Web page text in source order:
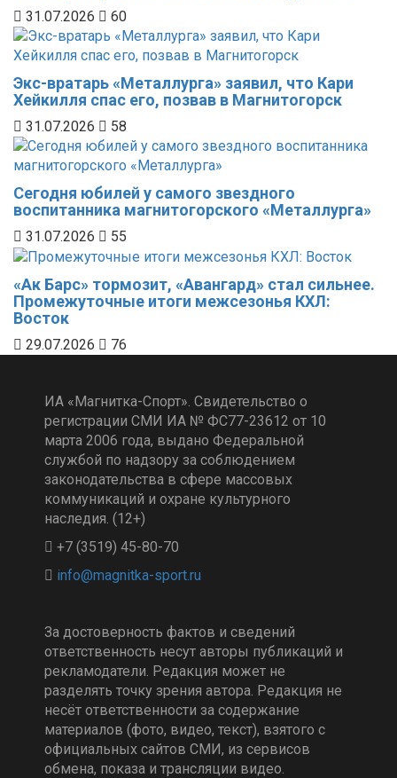
31.07.2026 60
Экс-вратарь «Металлурга» заявил, что Кари
Хейкилля спас его, позвав в Магнитогорск
31.07.2026 58
Сегодня юбилей у самого звездного
воспитанника магнитогорского «Металлурга»
31.07.2026 55
«Ак Барс» тормозит, «Авангард» стал сильнее.
Промежуточные итоги межсезонья КХЛ:
Восток
29.07.2026 76
ИА «Магнитка-Спорт». Свидетельство о
регистрации СМИ ИА № ФС77-23612 от 10
марта 2006 года, выдано Федеральной
службой по надзору за соблюдением
законодательства в сфере массовых
коммуникаций и охране культурного
наследия. (12+)
+7 (3519) 45-80-70
За достоверность фактов и сведений
ответственность несут авторы публикаций и
рекламодатели. Редакция может не
разделять точку зрения автора. Редакция не
несёт ответственности за содержание
материалов (фото, видео, текст), взятого с
официальных сайтов СМИ, из сервисов
обмена, показа и трансляции видео.